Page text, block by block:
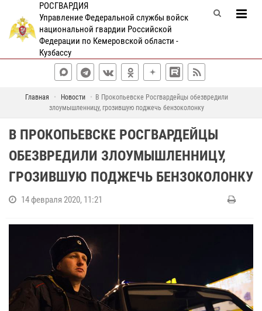
РОСГВАРДИЯ
Управление Федеральной службы войск
национальной гвардии Российской
Федерации по Кемеровской области -
Кузбассу
Главная Новости
В Прокопьевске Росгвардейцы обезвредили
злоумышленницу, грозившую поджечь бензоколонку
В ПРОКОПЬЕВСКЕ РОСГВАРДЕЙЦЫ
ОБЕЗВРЕДИЛИ ЗЛОУМЫШЛЕННИЦУ,
ГРОЗИВШУЮ ПОДЖЕЧЬ БЕНЗОКОЛОНКУ
14 февраля 2020, 11:21